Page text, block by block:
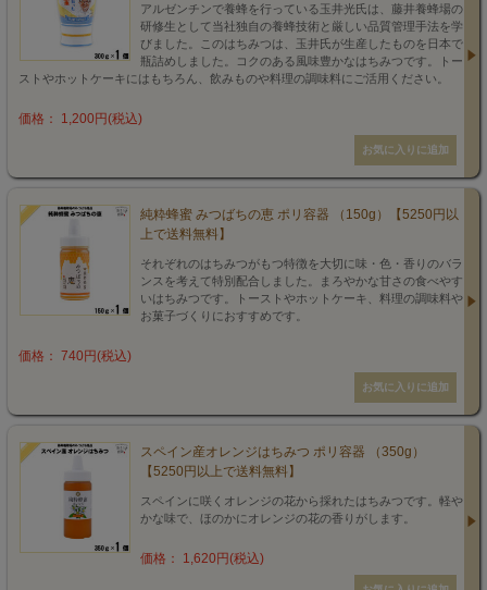
アルゼンチンで養蜂を行っている玉井光氏は、藤井養蜂場の
研修生として当社独自の養蜂技術と厳しい品質管理手法を学
びました。このはちみつは、玉井氏が生産したものを日本で
瓶詰めしました。コクのある風味豊かなはちみつです。トー
ストやホットケーキにはもちろん、飲みものや料理の調味料にご活用ください。
価格： 1,200円(税込)
純粋蜂蜜 みつばちの恵 ポリ容器 （150g）【5250円以
上で送料無料】
それぞれのはちみつがもつ特徴を大切に味・色・香りのバラ
ンスを考えて特別配合しました。まろやかな甘さの食べやす
いはちみつです。トーストやホットケーキ、料理の調味料や
お菓子づくりにおすすめです。
価格： 740円(税込)
スペイン産オレンジはちみつ ポリ容器 （350g）
【5250円以上で送料無料】
スペインに咲くオレンジの花から採れたはちみつです。軽や
かな味で、ほのかにオレンジの花の香りがします。
価格： 1,620円(税込)